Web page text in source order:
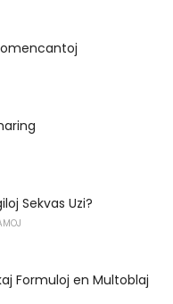
Sekvas Uzi?
Formuloj en Multoblaj